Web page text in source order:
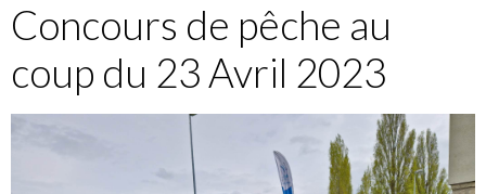
Concours de pêche au
coup du 23 Avril 2023